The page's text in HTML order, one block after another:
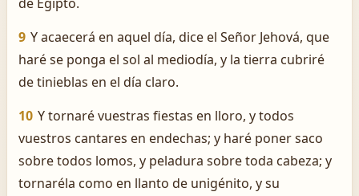
9 Y acaecerá en aquel día, dice el Señor Jehová, que
haré se ponga el sol al mediodía, y la tierra cubriré
de tinieblas en el día claro.
10 Y tornaré vuestras fiestas en lloro, y todos
vuestros cantares en endechas; y haré poner saco
sobre todos lomos, y peladura sobre toda cabeza; y
tornaréla como en llanto de unigénito, y su